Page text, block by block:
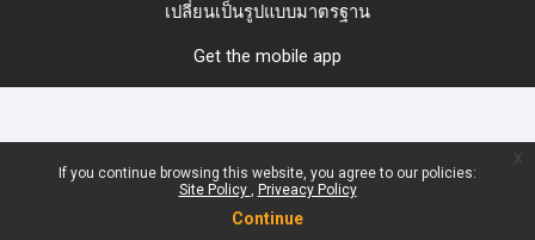
If you continue browsing this website, you agree to our policies:
Site Policy
Priveacy Policy
Continue
เปลี่ยนเป็นรูปแบบมาตรฐาน
Get the mobile app